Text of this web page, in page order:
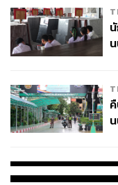
ให้พื้นที่กับธรรมชาติม
ความสดชื่นของธรรม
ออกแบบเพื่อการใช้พ
เพื่อการใช้งานในเวล
อีกครั้งในพื้นที่ส่วนกลา
สำหรับผู้อยู่อาศัย
เอ็กซ์คลูซีฟบนพื้นที่ 23
ส่วนกลางกับ